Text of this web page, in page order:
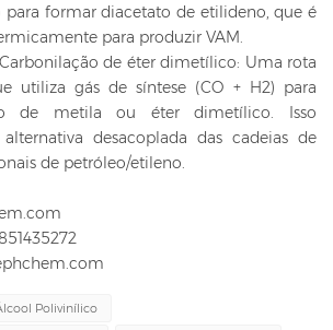
formar diacetato de etilideno, que é
para produzir VAM.
Carbonilação de éter dimetílico: Uma rota
utiliza gás de síntese (CO + H2) para
de metila ou éter dimetílico. Isso
desacoplada das cadeias de
de petróleo/etileno.
Polivinílico